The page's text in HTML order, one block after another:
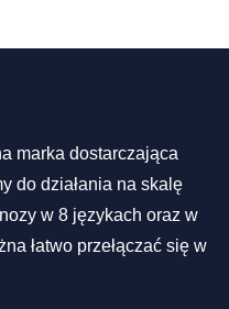
marka dostarczająca
do działania na skalę
w 8 językach oraz w
łatwo przełączać się w